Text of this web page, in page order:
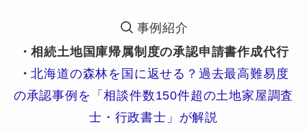
事例紹介
・相続土地国庫帰属制度の承認申請書作成代行
・北海道の森林を国に返せる？過去最高難易度
の承認事例を「相談件数150件超の土地家屋調査
士・行政書士」が解説